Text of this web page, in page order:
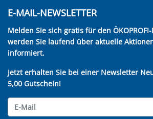
E-MAIL-NEWSLETTER
Melden Sie sich gratis für den
werden Sie laufend über aktuelle
informiert.
Jetzt erhalten Sie bei einer Newsletter
5,00 Gutschein!